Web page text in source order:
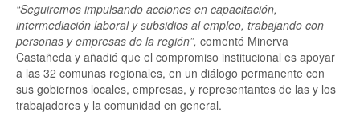
“Seguiremos impulsando acciones en capacitación,
intermediación laboral y subsidios al empleo, trabajando con
personas y empresas de la región”, comentó Minerva
Castañeda y añadió que el compromiso institucional es apoyar
a las 32 comunas regionales, en un diálogo permanente con
sus gobiernos locales, empresas, y representantes de las y los
trabajadores y la comunidad en general.